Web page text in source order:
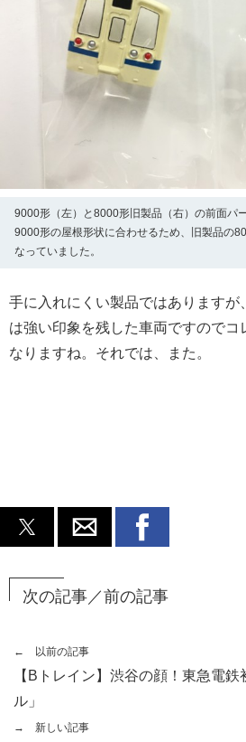
9000形（左）と8000形旧製品（右）の前面パ
9000形の屋根形状に合わせるため、旧製品の
なっていました。
手に入れにくい製品ではありますが
は強い印象を残した車両ですのでコ
なりますね。それでは、また。
次の記事／前の記事
← 以前の記事
【Bトレイン】渋谷の顔！東急電
ル」
→ 新しい記事